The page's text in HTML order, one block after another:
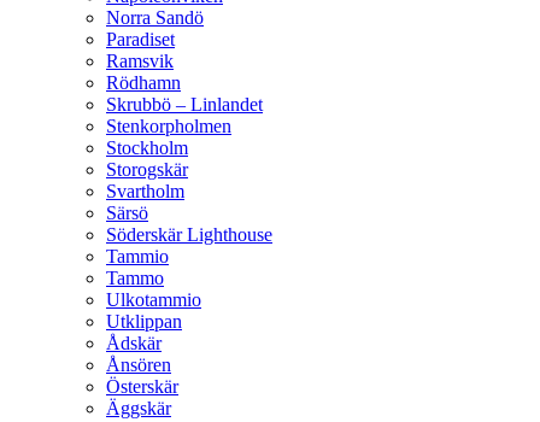
Norra Sandö
Paradiset
Ramsvik
Rödhamn
Skrubbö – Linlandet
Stenkorpholmen
Stockholm
Storogskär
Svartholm
Särsö
Söderskär Lighthouse
Tammio
Tammo
Ulkotammio
Utklippan
Ådskär
Ånsören
Österskär
Äggskär